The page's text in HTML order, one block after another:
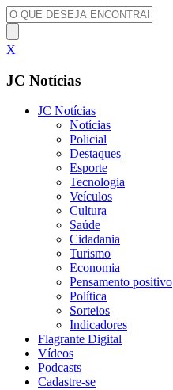
X
JC Notícias
JC Notícias
Notícias
Policial
Destaques
Esporte
Tecnologia
Veículos
Cultura
Saúde
Cidadania
Turismo
Economia
Pensamento positivo
Política
Sorteios
Indicadores
Flagrante Digital
Vídeos
Podcasts
Cadastre-se